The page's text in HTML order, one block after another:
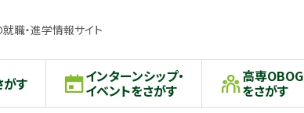
職・進学情報サイト
す インターンシップ・
イベントをさがす
高専OBOG
をさがす